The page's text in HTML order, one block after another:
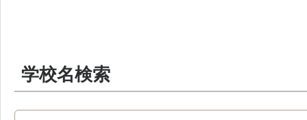
学校名検索